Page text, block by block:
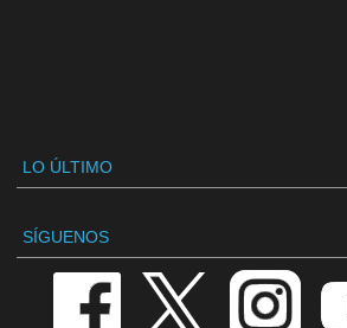
LO ÚLTIMO
SÍGUENOS